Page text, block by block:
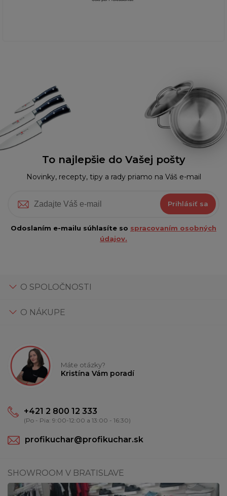
To najlepšie do Vašej pošty
Novinky, recepty, tipy a rady priamo na Váš e-mail
Prihlásiť sa
Odoslaním e-mailu súhlasíte so spracovaním osobných
údajov.
O SPOLOČNOSTI
O NÁKUPE
Máte otázky?
Kristína Vám poradí
+421 2 800 12 333
(Po - Pia: 9:00-12:00 a 13:00 - 16:30)
profikuchar@profikuchar.sk
SHOWROOM V BRATISLAVE